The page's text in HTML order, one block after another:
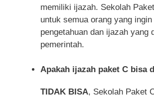
memiliki ijazah. Sekolah
untuk semua orang yang
pengetahuan dan ijazah yang
pemerintah.
Apakah ijazah paket C bisa
TIDAK BISA, Sekolah Paket